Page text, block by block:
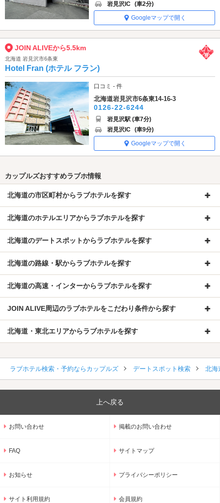
岩見沢IC (車2分)
Googleマップで開く
JOIN ALIVEから5.5km
北海道 岩見沢市6条東
Hotel Fran (ホテル フラン)
口コミ - 件
北海道岩見沢市6条東14-16-3
0126-22-6244
岩見沢駅 (車7分)
岩見沢IC (車9分)
Googleマップで開く
カップルズおすすめラブホ情報
北海道の市区町村からラブホテルを探す
北海道のホテルエリアからラブホテルを探す
北海道のデートスポットからラブホテルを探す
北海道の路線・駅からラブホテルを探す
北海道の高速・インターからラブホテルを探す
JOIN ALIVE周辺のラブホテルをこだわり条件から探す
北海道・東北エリアからラブホテルを探す
ラブホテル検索・予約ならカップルズ デートスポット検索 北海
上へ戻る
お問い合わせ 掲載のお問い合わせ
FAQ サイトマップ
お知らせ プライバシーポリシー
サイト利用規約 会員規約